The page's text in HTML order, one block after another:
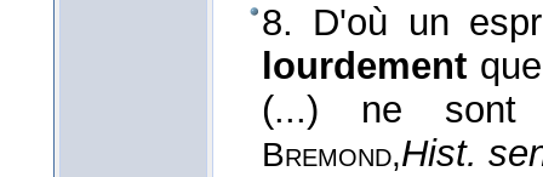
8. D'où un
lourdement
(...) ne sont
Bremond,Hist.